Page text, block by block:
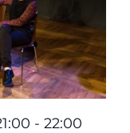
- 22:00